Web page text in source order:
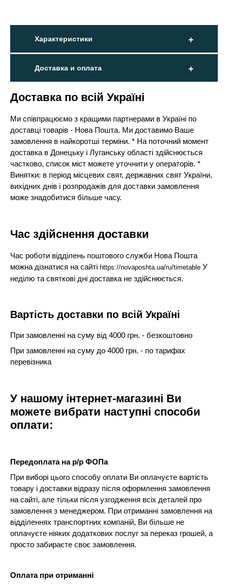
Характеристики
Доставка и оплата
Доставка по всій Україні
Ми співпрацюємо з кращими партнерами в Україні по
доставці товарів - Нова Пошта. Ми доставимо Ваше
замовлення в найкоротші терміни. * На поточний момент
доставка в Донецьку і Луганську області здійснюється
частково, список міст можете уточнити у операторів. *
Винятки: в період місцевих свят, державних свят України,
вихідних днів і розпродажів для доставки замовлення
може знадобитися більше часу.
Час здійснення доставки
Час роботи відділень поштового служби Нова Пошта
можна дізнатися на сайтіhttps://novaposhta.ua/ru/timetable У
неділю та святкові дні доставка не здійснюється.
Вартість доставки по всій Україні
При замовленні на суму від 4000 грн. - безкоштовно
При замовленні на суму до 4000 грн. - по тарифах
перевізника
У нашому інтернет-магазині Ви
можете вибрати наступні способи
оплати:
Передоплата на р/р ФОПа
При виборі цього способу оплати Ви оплачуєте вартість
товару і доставки відразу після оформлення замовлення
на сайті, але тільки після узгодження всіх деталей про
замовлення з менеджером. При отриманні замовлення на
відділеннях транспортних компаній, Ви більше не
оплачуєте ніяких додаткових послуг за переказ грошей, а
просто забираєте своє замовлення.
Оплата при отриманні